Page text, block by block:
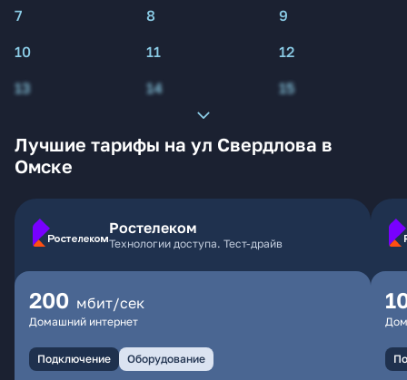
7
8
9
10
11
12
13
14 15
Лучшие тарифы на ул Свердлова в
Омске
Ростелеком
Технологии доступа. Тест-драйв
200 мбит/сек
Домашний интернет
Подключение Оборудование